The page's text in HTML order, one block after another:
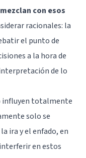
con esos
racionales: la
el punto de
a la hora de
de lo
influyen totalmente
solo se
ira y el enfado, en
en estos